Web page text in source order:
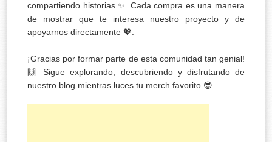
compartiendo historias ✨. Cada compra es una manera
de mostrar que te interesa nuestro proyecto y de
apoyarnos directamente 💖.
¡Gracias por formar parte de esta comunidad tan genial!
🙌 Sigue explorando, descubriendo y disfrutando de
nuestro blog mientras luces tu merch favorito 😎.